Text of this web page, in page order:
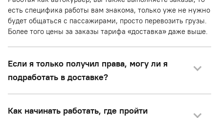
есть специфика работы вам знакома, только уже не нужно
будет общаться с пассажирами, просто перевозить грузы.
Более того цены за заказы тарифа «доставка» даже выше.
Если я только получил права, могу ли я
подработать в доставке?
Как начинать работать, где пройти